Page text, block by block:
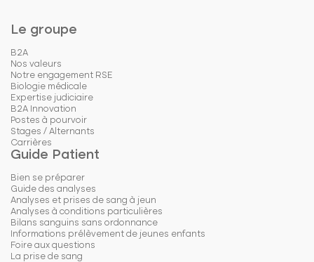
Guide Patient
Bien se préparer
Guide des analyses
Analyses et prises de sang à jeun
Analyses à conditions particulières
Bilans sanguins sans ordonnance
Informations prélèvement de jeunes enfants
Foire aux questions
La prise de sang
Le groupe
B2A
Nos valeurs
Notre engagement RSE
Biologie médicale
Expertise judiciaire
B2A Innovation
Postes à pourvoir
Stages / Alternants
Carrières